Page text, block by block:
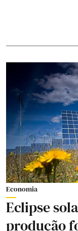
Economia
Eclipse
produção